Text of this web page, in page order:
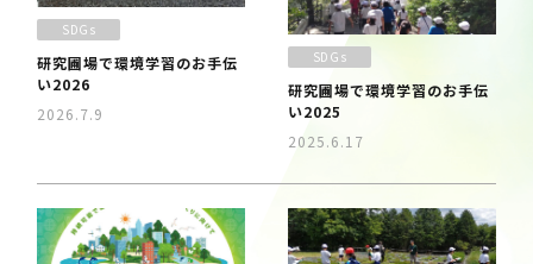
SDGs
研究圃場で環境学習のお手伝
い2026
2026.7.9
SDGs
研究圃場で環境学習のお手伝
い2025
2025.6.17